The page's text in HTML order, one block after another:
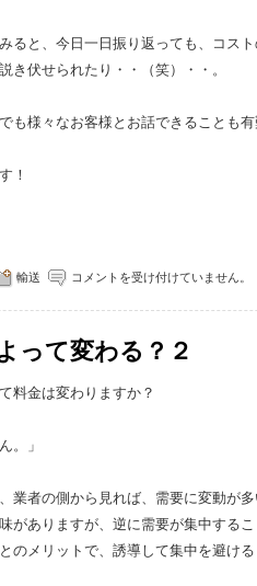
ると、今日一日振り返っても、コス
き伏せられたり・・（笑）・・。
も様々なお客様とお話できることも
！
輸送 コメントを受け付けていません。
って変わる？２
料金は変わりますか？
。」
業者の側から見れば、需要に変動が
がありますが、逆に需要が集中する
のメリットで、誘導して集中を避け